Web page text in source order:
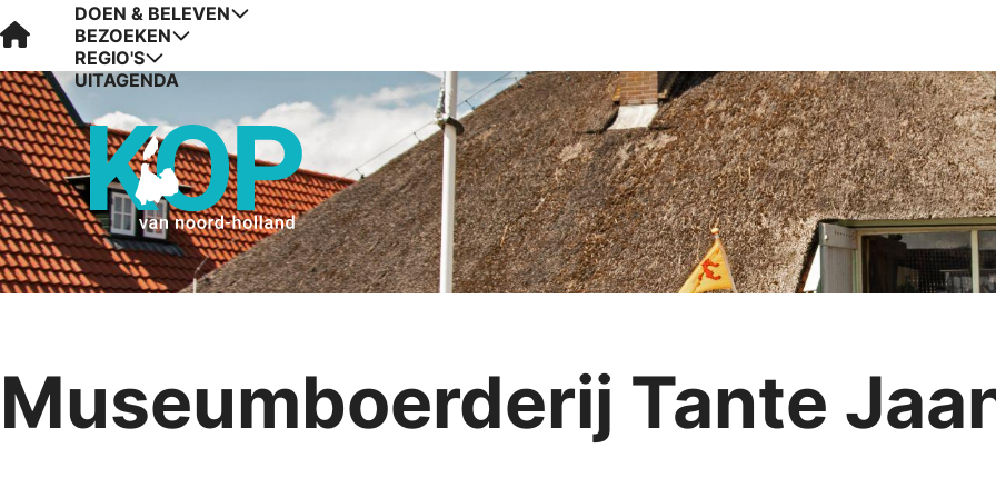
Visit Kop van Holland
DOEN & BELEVEN
BEZOEKEN
REGIO'S
UITAGENDA
Museumboerderij Tante